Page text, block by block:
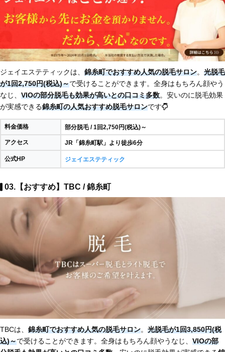
ジェイエステティックは、 錦糸町でおすすめ人気の脱毛サロン。 光脱毛
が1回2,750円(税込)～で受けることができます。全身はもちろん顔やう
なじ、 VIOの部分脱毛も効果が高いとの口コミ多数。安いのに脱毛効果
が実感できる錦糸町の人気おすすめ脱毛サロンです
料金価格 部分脱毛 / 1回2,750円(税込)～
アクセス JR「錦糸町駅」より徒歩6分
公式HP ジェイエステティック
03.【おすすめ】TBC / 錦糸町
TBCは、 錦糸町でおすすめ人気の脱毛サロン。 光脱毛が1回3,850円(税
込)～で受けることができます。全身はもちろん顔やうなじ、 VIOの部